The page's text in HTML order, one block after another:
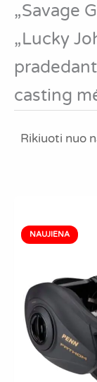
„Savage
„Lucky
casting